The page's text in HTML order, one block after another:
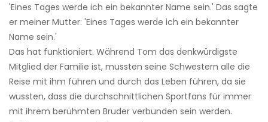
'Eines Tages werde ich ein bekannter Name sein.' Das sagte
er meiner Mutter: 'Eines Tages werde ich ein bekannter
Name sein.'
Das hat funktioniert. Während Tom das denkwürdigste
Mitglied der Familie ist, mussten seine Schwestern alle die
Reise mit ihm führen und durch das Leben führen, da sie
wussten, dass die durchschnittlichen Sportfans für immer
mit ihrem berühmten Bruder verbunden sein werden.